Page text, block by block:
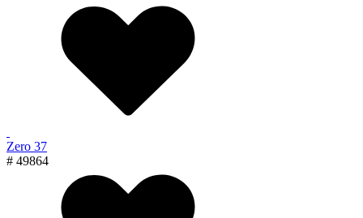
Zero 37
# 49864